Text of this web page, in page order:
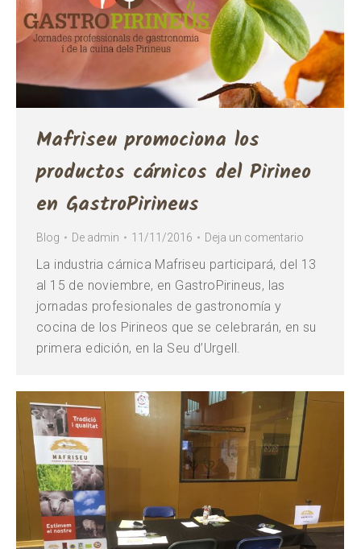
Mafriseu promociona los
productos cárnicos del Pirineo
en GastroPirineus
Blog De admin 11/11/2016 Deja un comentario
La industria cárnica Mafriseu participará, del 13
al 15 de noviembre, en GastroPirineus, las
jornadas profesionales de gastronomía y
cocina de los Pirineos que se celebrarán, en su
primera edición, en la Seu d’Urgell.